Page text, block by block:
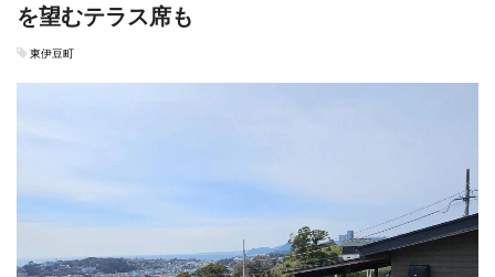
を望むテラス席も
東伊豆町